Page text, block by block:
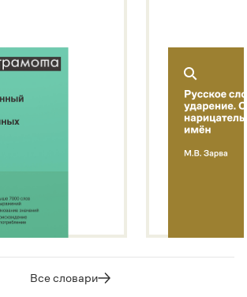
Все словари